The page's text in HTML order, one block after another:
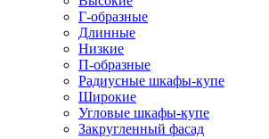
Г-образные
Длинные
Низкие
П-образные
Радиусные шкафы-купе
Широкие
Угловые шкафы-купе
Закругленный фасад